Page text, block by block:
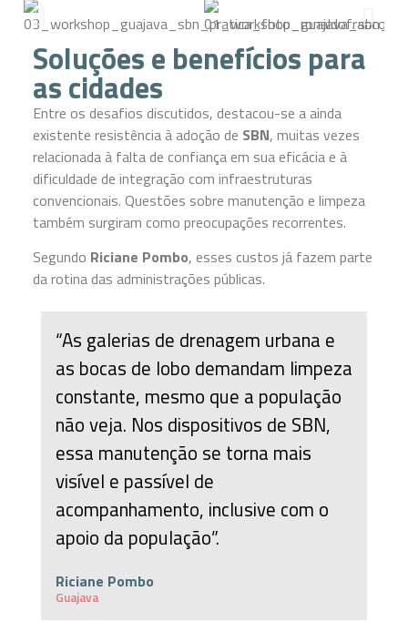
Soluções e benefícios para
as cidades
Entre os desafios discutidos, destacou-se a ainda
existente resistência à adoção de SBN, muitas vezes
relacionada à falta de confiança em sua eficácia e à
dificuldade de integração com infraestruturas
convencionais. Questões sobre manutenção e limpeza
também surgiram como preocupações recorrentes.
Segundo Riciane Pombo, esses custos já fazem parte
da rotina das administrações públicas.
“As galerias de drenagem urbana e
as bocas de lobo demandam limpeza
constante, mesmo que a população
não veja. Nos dispositivos de SBN,
essa manutenção se torna mais
visível e passível de
acompanhamento, inclusive com o
apoio da população”.
Riciane Pombo
Guajava